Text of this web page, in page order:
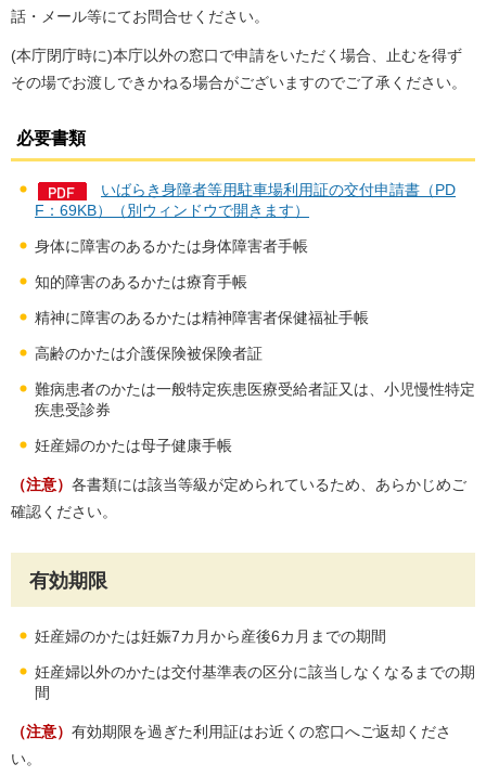
話・メール等にてお問合せください。
(本庁閉庁時に)本庁以外の窓口で申請をいただく場合、止むを得ず
その場でお渡しできかねる場合がございますのでご了承ください。
必要書類
いばらき身障者等用駐車場利用証の交付申請書（PD
F：69KB）（別ウィンドウで開きます）
身体に障害のあるかたは身体障害者手帳
知的障害のあるかたは療育手帳
精神に障害のあるかたは精神障害者保健福祉手帳
高齢のかたは介護保険被保険者証
難病患者のかたは一般特定疾患医療受給者証又は、小児慢性特定
疾患受診券
妊産婦のかたは母子健康手帳
（注意） 各書類には該当等級が定められているため、あらかじめご
確認ください。
有効期限
妊産婦のかたは妊娠7カ月から産後6カ月までの期間
妊産婦以外のかたは交付基準表の区分に該当しなくなるまでの期
間
（注意） 有効期限を過ぎた利用証はお近くの窓口へご返却くださ
い。